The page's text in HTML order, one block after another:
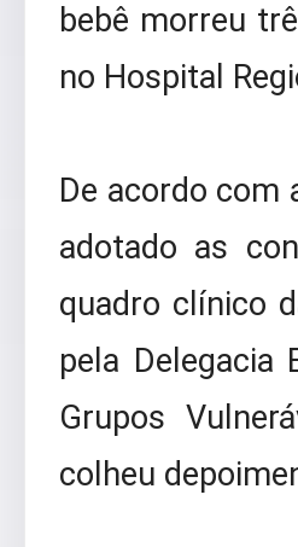
bebê morreu
no Hospital
De acordo com
adotado as
quadro clínico
pela Delegacia
Grupos
colheu